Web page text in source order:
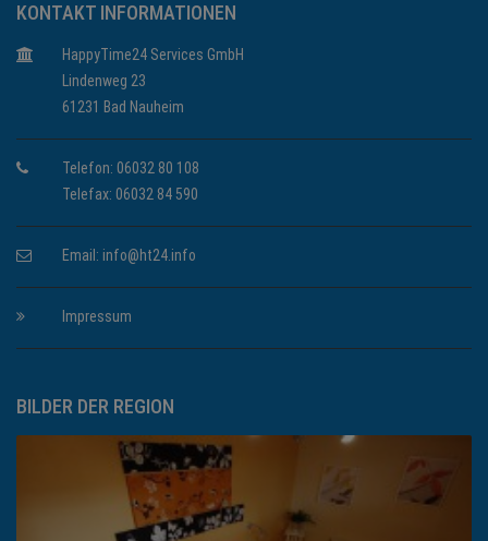
KONTAKT INFORMATIONEN
HappyTime24 Services GmbH
Lindenweg 23
61231 Bad Nauheim
Telefon: 06032 80 108
Telefax: 06032 84 590
Email: info@ht24.info
Impressum
BILDER DER REGION